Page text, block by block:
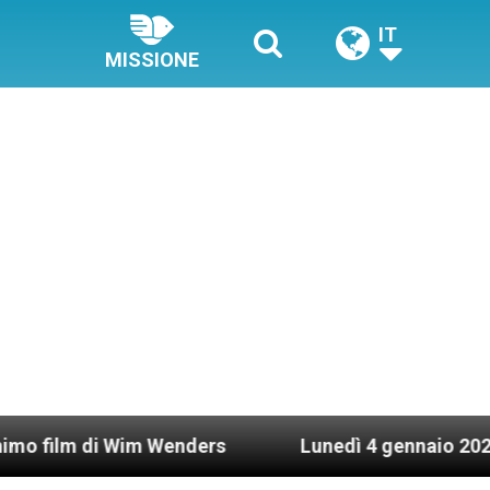
MISSIONE
IT
Wenders Lunedì 4 gennaio 2021: